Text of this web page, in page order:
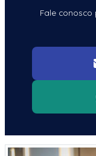
Fale